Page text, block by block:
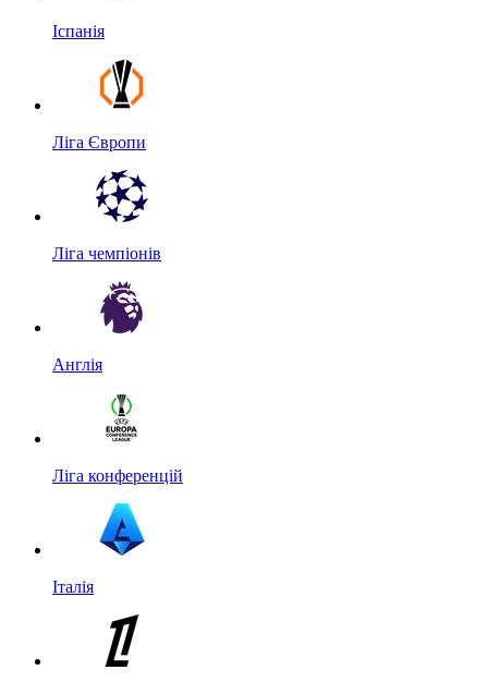
Іспанія
Ліга Європи
Ліга чемпіонів
Англія
Ліга конференцій
Італія